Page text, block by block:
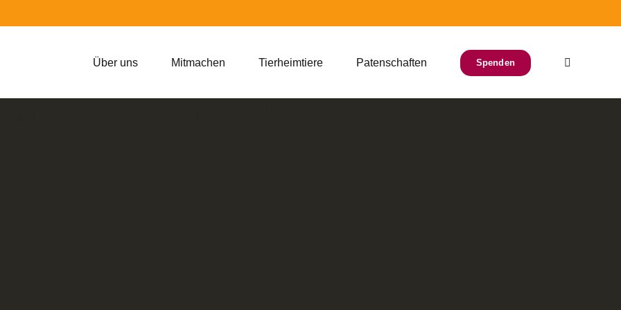
Über uns Mitmachen Tierheimtiere Patenschaften Spenden